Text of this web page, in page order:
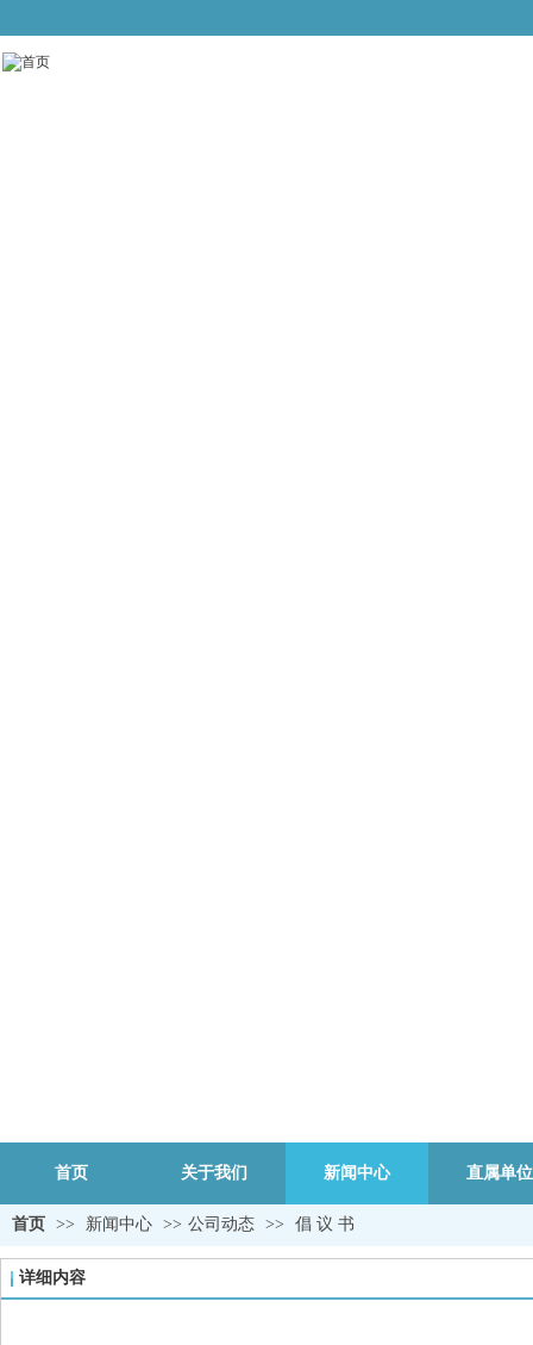
首页 关于我们 新闻中心 直属单位
首页 >> 新闻中心 >> 公司动态 >> 倡 议 书
详细内容